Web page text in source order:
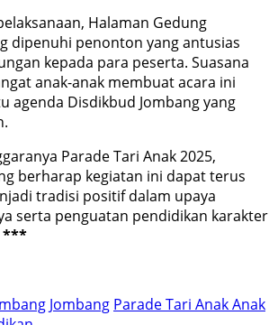
Halaman Gedung
dipenuhi penonton yang antusias
kepada para peserta. Suasana
anak-anak membuat acara ini
agenda Disdikbud Jombang yang
Parade Tari Anak 2025,
berharap kegiatan ini dapat terus
tradisi positif dalam upaya
serta penguatan pendidikan karakter
***
Jombang Parade Tari Anak Anak